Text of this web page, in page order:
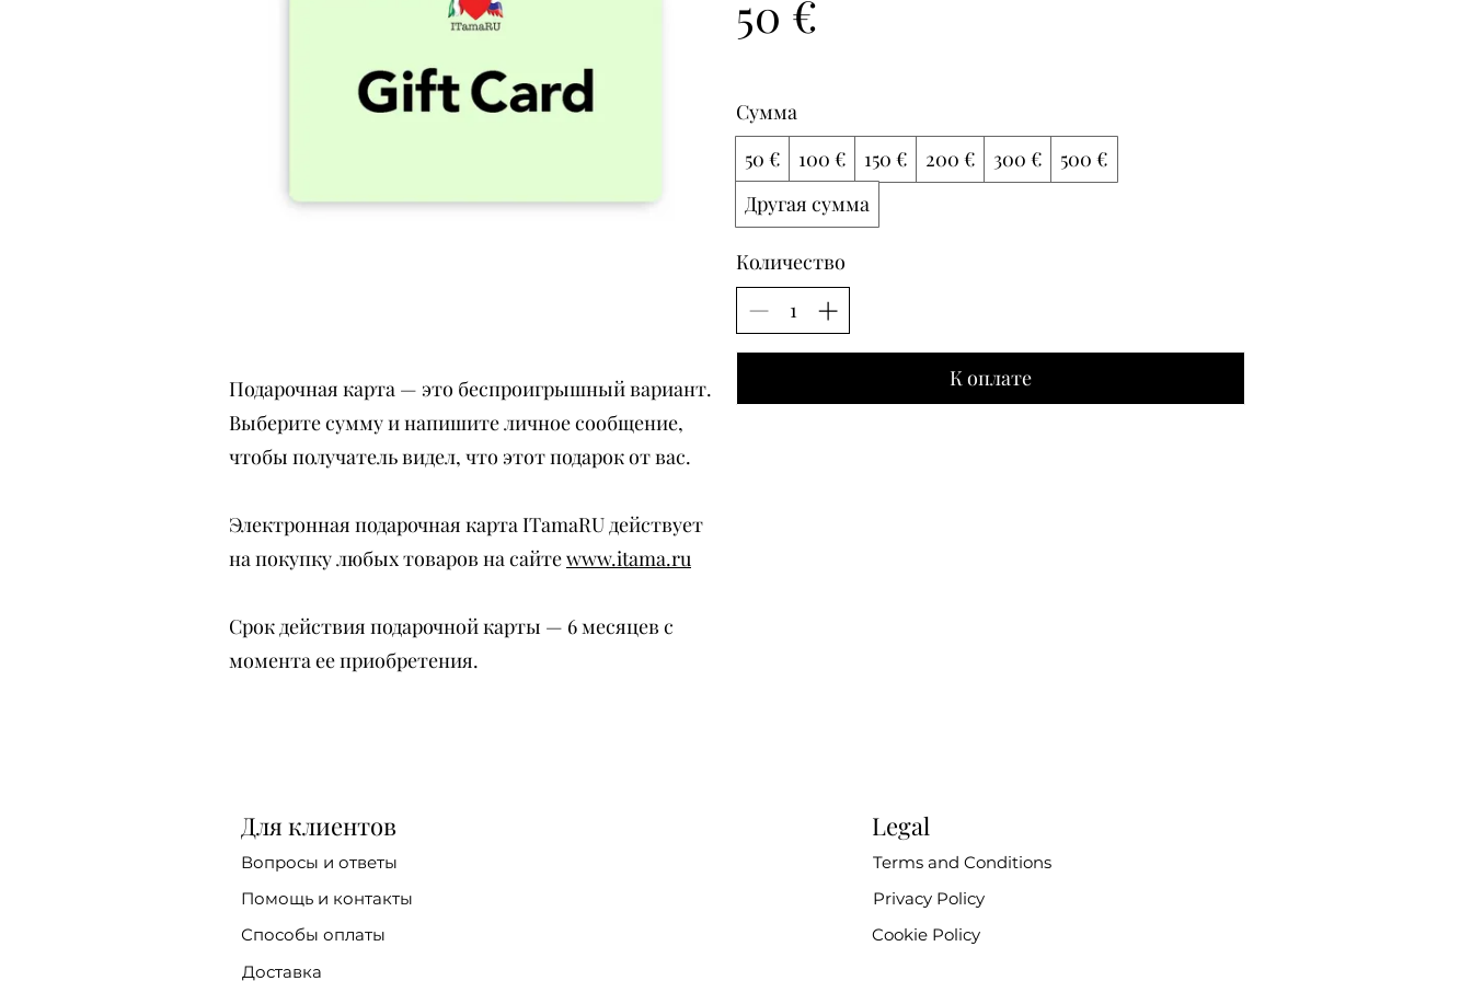
50 €
Сумма
50 €
100 € 150 € 200 € 300 €
500 €
Другая сумма
Количество
К оплате
Подарочная карта — это беспроигрышный вариант.
Выберите сумму и напишите личное сообщение,
чтобы получатель видел, что этот подарок от вас.
Электронная подарочная карта ITamaRU действует
на покупку любых товаров на сайтеwww.itama.ru
Срок действия подарочной карты — 6 месяцев с
момента ее приобретения.
Для клиентов
Вопросы и ответы
Помощь и контакты
Способы оплаты
Legal
Terms and Conditions
Privacy Policy
Cookie Policy
Доставка